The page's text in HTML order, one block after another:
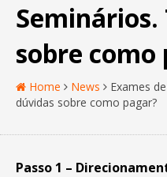
sobre como
Home News
Exames
dúvidas sobre como pagar?
Passo 1 –